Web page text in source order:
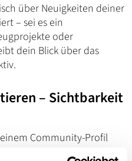
über Neuigkeiten deiner
– sei es ein
oder
dein Blick über das
– Sichtbarkeit
Community-Profil